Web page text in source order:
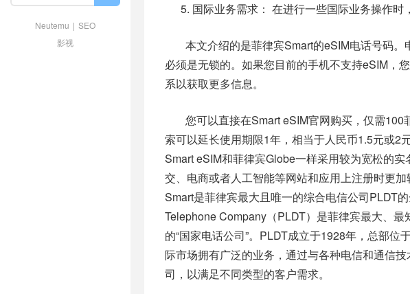
Neutemu | SEO
影视
国际业务需求： 在进行一些国际业务操作
本文介绍的是菲律宾Smart的eSIM电话号码
必须是无锁的。如果您目前的手机不支持eSIM，
系以获取更多信息。
您可以直接在Smart eSIM官网购买，仅需
索可以延长使用期限1年，相当于人民币1.5元或2
Smart eSIM和菲律宾Globe一样采用较为宽松的
交、电商或者人工智能等网站和应用上注册时更加
Smart是菲律宾最大且唯一的综合电信公司PLDT
Telephone Company（PLDT）是菲律宾最大、
的“国家电话公司”。PLDT成立于1928年，总部
际市场拥有广泛的业务，通过与各种电信和通信
司，以满足不同类型的客户需求。